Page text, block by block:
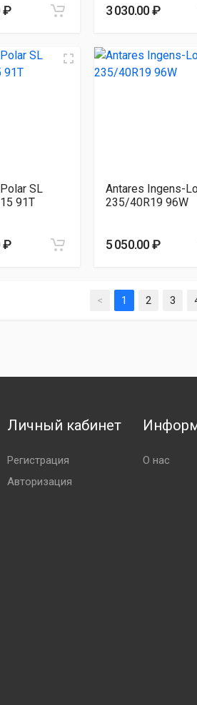
₽ 3 030.00 ₽
SL
91T
₽
Antares Ingens-
235/40R19 96W
5 050.00 ₽
< 1 2 3
Личный кабинет
Регистрация
Авторизация
О нас